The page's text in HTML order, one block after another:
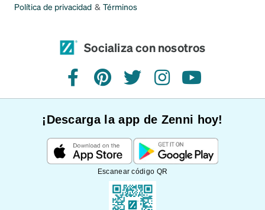
Política de privacidad & Términos
Socializa con nosotros
FacebookPinterestTwitterInstagramYouTube
¡Descarga la app de Zenni hoy!
Escanear código QR